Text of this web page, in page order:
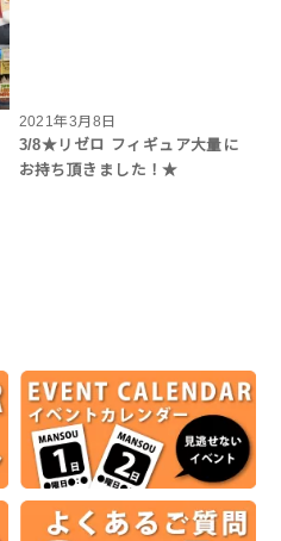
2021年3月8日
3/8★リゼロ フィギュア大量に
お持ち頂きました！★